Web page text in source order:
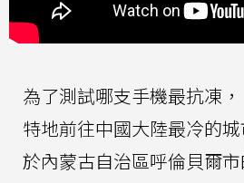
為了測試哪支手機最抗凍，
特地前往中國大陸最冷的
於內蒙古自治區呼倫貝爾